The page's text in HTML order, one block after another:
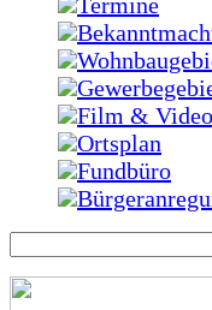
Film & Video
Ortsplan
Fundbüro